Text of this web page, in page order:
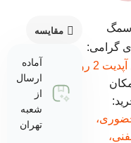
گرامی:
2 روز پیش
مقایسه
آماده
ارسال
از
شعبه
تهران